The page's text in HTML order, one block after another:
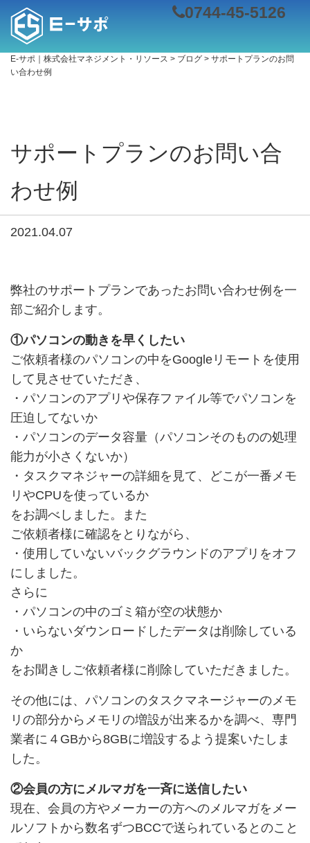
0744-45-5126
E-サポ｜株式会社マネジメント・リソース > ブログ > サポートプランのお問
い合わせ例
サポートプランのお問い合
わせ例
2021.04.07
弊社のサポートプランであったお問い合わせ例を一
部ご紹介します。
①パソコンの動きを早くしたい
ご依頼者様のパソコンの中をGoogleリモートを使用
して見させていただき、
・パソコンのアプリや保存ファイル等でパソコンを
圧迫してないか
・パソコンのデータ容量（パソコンそのものの処理
能力が小さくないか）
・タスクマネジャーの詳細を見て、どこが一番メモ
リやCPUを使っているか
をお調べしました。また
ご依頼者様に確認をとりながら、
・使用していないバックグラウンドのアプリをオフ
にしました。
さらに
・パソコンの中のゴミ箱が空の状態か
・いらないダウンロードしたデータは削除している
か
をお聞きしご依頼者様に削除していただきました。
その他には、パソコンのタスクマネージャーのメモ
リの部分からメモリの増設が出来るかを調べ、専門
業者に４GBから8GBに増設するよう提案いたしま
した。
②会員の方にメルマガを一斉に送信したい
現在、会員の方やメーカーの方へのメルマガをメー
ルソフトから数名ずつBCCで送られているとのこと